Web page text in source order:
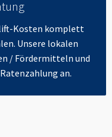
Kosten komplett
Unsere lokalen
/ Fördermitteln und
an.